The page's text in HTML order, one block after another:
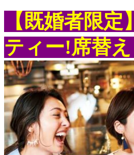
【既婚者限
ティー!席替